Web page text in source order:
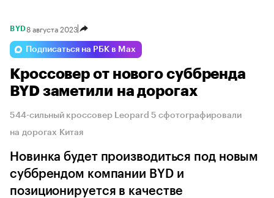
Omoda
Lada Voyah Volga
BYD8 августа 2023
Подписаться на РБК в Max
Кроссовер от нового суббренда
BYD заметили на дорогах
544-сильный кроссовер Leopard 5 сфотографировали
на дорогах Китая
Новинка будет производиться под новым
суббрендом компании BYD и
позиционируется в качестве